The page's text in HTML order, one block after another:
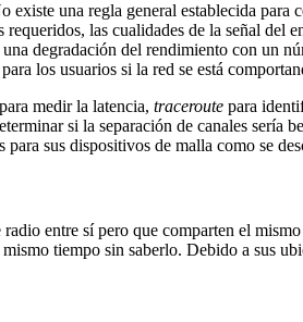
una regla general establecida
las cualidades de la señal del
degradación del rendimiento con un
los usuarios si la red se está
para medir la latencia, traceroute para
si la separación de canales sería
sus dispositivos de malla como se
entre sí pero que comparten el
tiempo sin saberlo. Debido a sus